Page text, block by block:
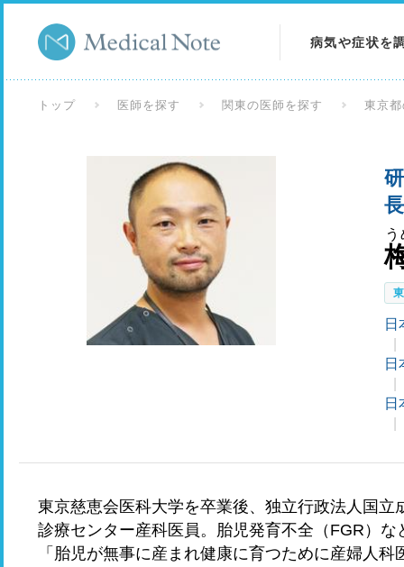
病気や症状を
検査を調べる
トップ 医師を探す 関東の医師を探す 東京
長
日
日
日
東京慈恵会医科大学を卒業後、独立行政法人国
診療センター産科医員。胎児発育不全（FGR）
「胎児が無事に産まれ健康に育つために産婦人